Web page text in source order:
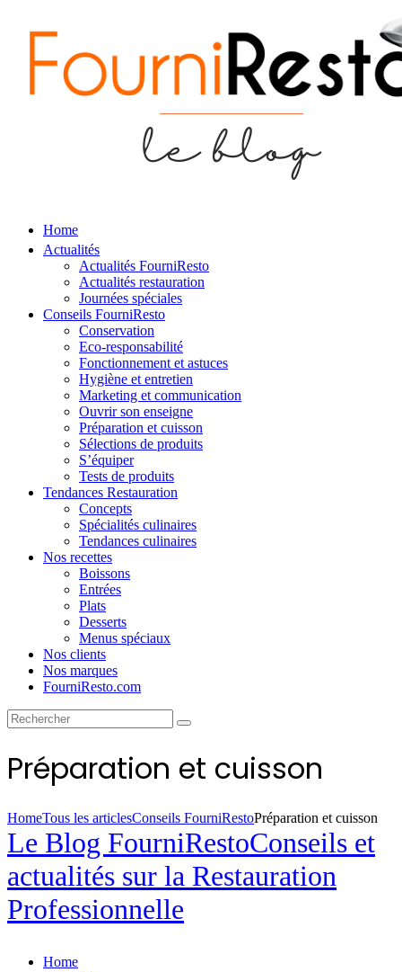
Home
Actualités
Actualités FourniResto
Actualités restauration
Journées spéciales
Conseils FourniResto
Conservation
Eco-responsabilité
Fonctionnement et astuces
Hygiène et entretien
Marketing et communication
Ouvrir son enseigne
Préparation et cuisson
Sélections de produits
S’équiper
Tests de produits
Tendances Restauration
Concepts
Spécialités culinaires
Tendances culinaires
Nos recettes
Boissons
Entrées
Plats
Desserts
Menus spéciaux
Nos clients
Nos marques
FourniResto.com
Préparation et cuisson
HomeTous les articlesConseils FourniRestoPréparation et cuisson
Le Blog FourniRestoConseils et
actualités sur la Restauration
Professionnelle
Home